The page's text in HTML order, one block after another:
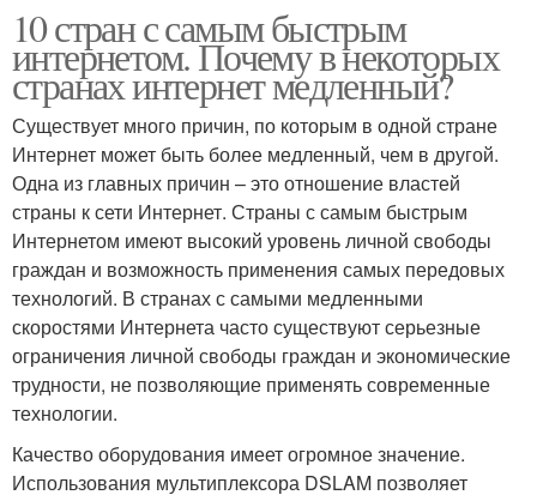
10 стран с самым быстрым
интернетом. Почему в некоторых
странах интернет медленный?
Существует много причин, по которым в одной стране
Интернет может быть более медленный, чем в другой.
Одна из главных причин – это отношение властей
страны к сети Интернет. Страны с самым быстрым
Интернетом имеют высокий уровень личной свободы
граждан и возможность применения самых передовых
технологий. В странах с самыми медленными
скоростями Интернета часто существуют серьезные
ограничения личной свободы граждан и экономические
трудности, не позволяющие применять современные
технологии.
Качество оборудования имеет огромное значение.
Использования мультиплексора DSLAM позволяет